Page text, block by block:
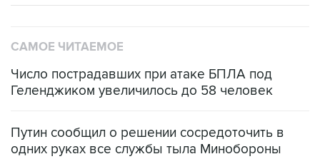
САМОЕ ЧИТАЕМОЕ
Число пострадавших при атаке БПЛА под
Геленджиком увеличилось до 58 человек
Путин сообщил о решении сосредоточить в
одних руках все службы тыла Минобороны